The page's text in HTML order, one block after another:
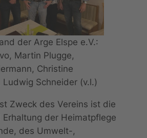
der Arge Elspe e.V.:
Martin Plugge,
Christine
Ludwig Schneider (v.l.)
Zweck des Vereins ist die
Erhaltung der Heimatpflege
des Umwelt-,